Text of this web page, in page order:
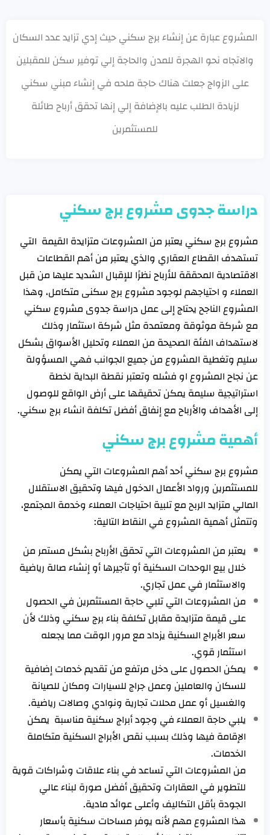
المشروع عبارة عن إنشاء برج سكني حيث إدي تزايد عدد السكان
والاتجاه نحو الهجرة للمدن والحاجة إلي توفير سكن للمقبلين
على الزواج جعلت هناك حاجة ملحه في إنشاء مبني سكني
لزيادة الطلب عليه بالإضافة إلي إنها تحقق أرباح طائلة
للمستثمرين
دراسة جدوى مشروع برج سكني
مشروع برج سكني يعتبر من المشروعات متزايدة القيمة التي
تستهدف القطاع العقاري والذي يعتبر من أهم القطاعات
الاقتصادية المحققة للأرباح نظرًا للإقبال الشديد عليها من قبل
العملاء و احتياجهم لوجود مشروع برج سكنى متكامل، وهذا
المشروع الناجح يحتاج إلى عمل دراسة جدوى مشروع سكني
مع شركة موثوقة ومعتمدة مثل شركة استثمار وذلك
لاستهداف الفئة الصحيحة من العملاء وتحليل الأسواق بشكل
سليم وتغطية المشروع من جميع الجوانب فهي المسؤولة
عن نجاح المشروع او فشله وتعتبر نقطة البداية لخطة
استراتيجية سليمة يمكن تحقيقها على أرض الواقع للوصول
إلى الأهداف والأرباح مع إنفاق أفضل تكلفة انشاء برج سكني.
أهمية مشروع برج سكني
مشروع برج سكني أحد أهم المشروعات التي يمكن
للمستثمرين ورواد الأعمال الدخول فيها وتحقيق الاستقلال
المالي متزايد الربح مع تلبية احتياجات العملاء وخدمة المجتمع،
وتتمثل أهمية المشروع في النقاط التالية:
يعتبر من المشروعات التي تحقق الأرباح بشكل مستمر من
خلال بيع الوحدات السكنية أو تأجيرها أو إنشاء صالة رياضية
والاستثمار في عمل تجاري.
من المشروعات التي تلبي حاجة المستثمرين في الحصول
على قيمة متزايدة مقابل تكلفة بناء برج سكني وذلك لأن
سعر الأبراج السكنية يزداد مع مرور الوقت مما يجعله
استثمار قوي.
يمكن الحصول على دخل مرتفع من تقديم خدمات إضافية
للسكان والعاملين وعمل جراج للسيارات ومكان للصيانة
والغسيل أو عمل محلات تجارية ونوادي وصالات رياضية.
يلبي حاجة العملاء في وجود أبراج سكنية مناسبة يمكن
الإقامة فيها وذلك بسبب نقص الأبراج السكنية متكاملة
الخدمات.
من المشروعات التي تساعد في بناء علاقات وشراكات قوية
للتطوير في العقارات وتحقيق أفضل صورة لبناء عالي
الجودة بأقل التكاليف وأعلى عوائد مادية.
هذا المشروع مهم لأنه يوفر مساحات سكنية بأسعار